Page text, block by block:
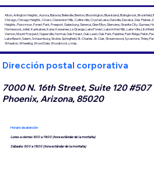
Alton, Arlington Heights, Aurora, Batavia, Belleville, Benton, Bloomington, Blue Island, Bolingbrook,
Chicago, Chicago Heights, Cicero, Clarendon Hills, Collinsville, Crystal Lake, Danville, Decatur, Des Plaines,
Heights, Flossmoor, Forest Park, Freeport, Galesburg, Geneva, Glen Ellyn, Glenview, Granite City, Gurnee,
Homewood, Joliet, Kankakee, Kane, Kewanee, La Grange, Lake Forest, Lake in the Hills, Lake Villa,
Vernon, Mount Prospect, Naperville, Normal, Oak Forest, Oak Lawn, Oak Park, Palatine, Park Ridge, Pekín,
Lake Beach, Salem, Schaumburg, Skokie, Springfield, St. Charles, St. Clair, Streamwood, Sycamore, Tinley
Wheaton, Wheeling, Wood Dale, Woodstock y más.
Dirección postal corporativa
7000 N. 16th Street, Suite 120 #507
Phoenix, Arizona, 85020
Horario de atención
Lunes a viernes 9:00 a 18:00 (hora estándar de la montaña)
Sábados 9:00 a 18:00 (hora estándar de la montaña)